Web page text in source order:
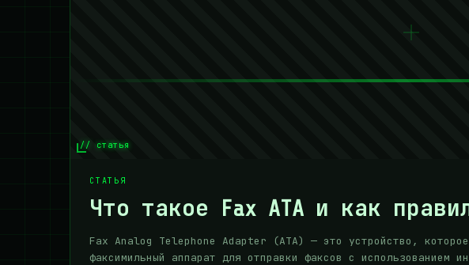
// статья
СТАТЬЯ
Что такое Fax ATA и как
Fax Analog Telephone Adapter (ATA) — это устройство, которое
факсимильный аппарат для отправки факсов с использованием